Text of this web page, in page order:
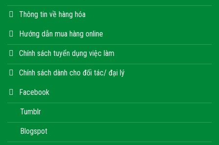
Thông tin về hàng hóa
Hướng dẫn mua hàng online
Chính sách tuyển dụng việc làm
Chính sách dành cho đối tác/ đại lý
Facebook
Tumblr
Blogspot